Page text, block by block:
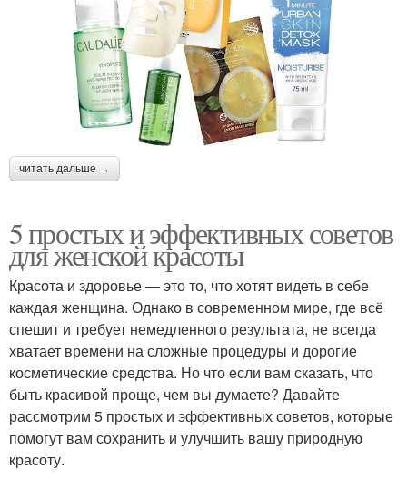
читать дальше →
5 простых и эффективных советов
для женской красоты
Красота и здоровье — это то, что хотят видеть в себе
каждая женщина. Однако в современном мире, где всё
спешит и требует немедленного результата, не всегда
хватает времени на сложные процедуры и дорогие
косметические средства. Но что если вам сказать, что
быть красивой проще, чем вы думаете? Давайте
рассмотрим 5 простых и эффективных советов, которые
помогут вам сохранить и улучшить вашу природную
красоту.